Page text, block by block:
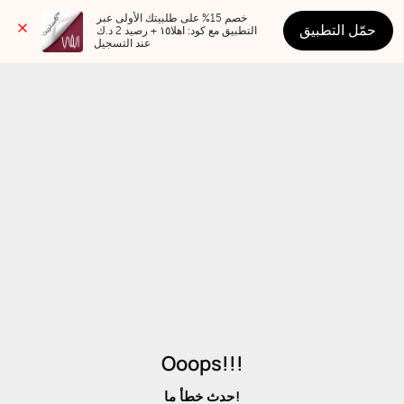
عند التسجيل
حمّل التطبيق
Ooops!!!
حدث خطأ ما!